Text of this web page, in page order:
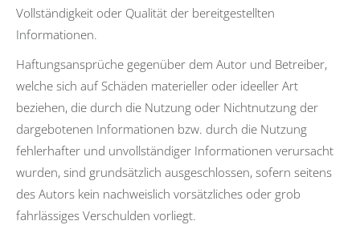
Vollständigkeit oder Qualität der bereitgestellten
Informationen.
Haftungsansprüche gegenüber dem Autor und Betreiber,
welche sich auf Schäden materieller oder ideeller Art
beziehen, die durch die Nutzung oder Nichtnutzung der
dargebotenen Informationen bzw. durch die Nutzung
fehlerhafter und unvollständiger Informationen verursacht
wurden, sind grundsätzlich ausgeschlossen, sofern seitens
des Autors kein nachweislich vorsätzliches oder grob
fahrlässiges Verschulden vorliegt.